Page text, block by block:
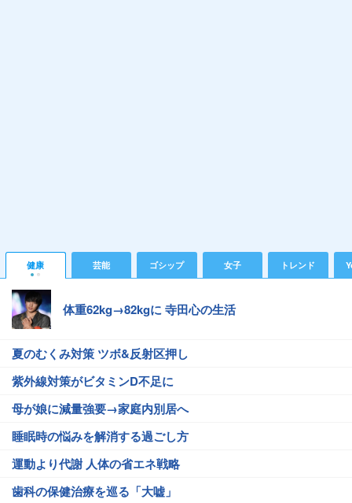
健康 芸能 ゴシップ 女子 トレンド
体重62kg→82kgに 寺田心の生活
夏のむくみ対策 ツボ&反射区押し
紫外線対策がビタミンD不足に
母が娘に減量強要→家庭内別居へ
睡眠時の悩みを解消する過ごし方
運動より代謝 人体の省エネ戦略
歯科の保健治療を巡る「大嘘」